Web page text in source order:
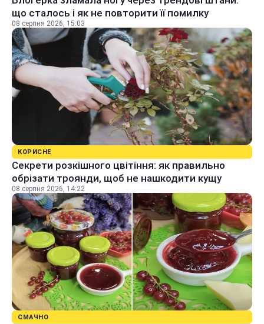
що сталось і як не повторити її помилку
08 серпня 2026, 15:03
КОРИСНЕ
Секрети розкішного цвітіння: як правильно
обрізати троянди, щоб не нашкодити кущу
08 серпня 2026, 14:22
СМАЧНО